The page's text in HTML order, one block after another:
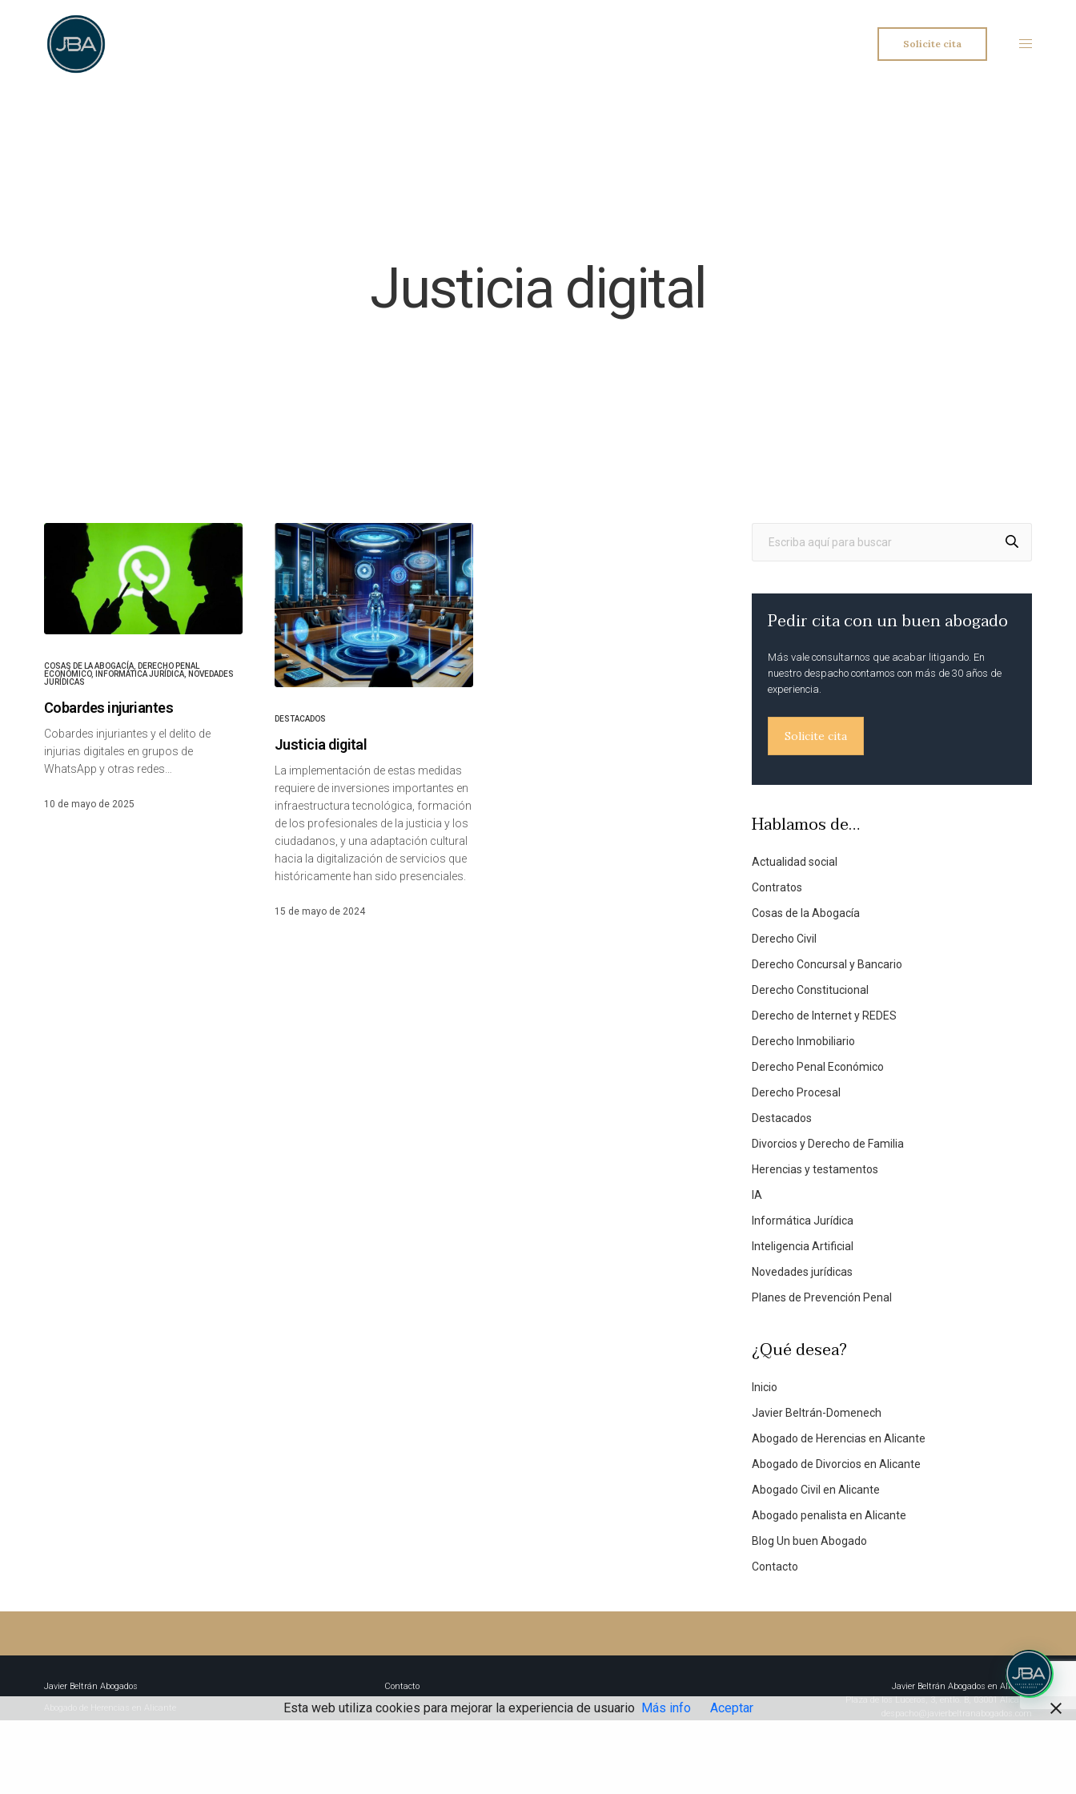
Solicite cita
Justicia digital
COSAS DE LA ABOGACÍA
DERECHO PENAL
ECONÓMICO, INFORMÁTICA JURÍDICA
NOVEDADES
JURÍDICAS
Cobardes injuriantes
Cobardes injuriantes y el delito de
injurias digitales en grupos de
WhatsApp y otras redes…
10 de mayo de 2025
DESTACADOS
Justicia digital
La implementación de estas medidas
requiere de inversiones importantes en
infraestructura tecnológica, formación
de los profesionales de la justicia y los
ciudadanos, y una adaptación cultural
hacia la digitalización de servicios que
históricamente han sido presenciales.
15 de mayo de 2024
Pedir cita con un buen abogado
Más vale consultarnos que acabar litigando. En
nuestro despacho contamos con más de 30 años de
experiencia.
Solicite cita
Hablamos de…
Actualidad social
Contratos
Cosas de la Abogacía
Derecho Civil
Derecho Concursal y Bancario
Derecho Constitucional
Derecho de Internet y REDES
Derecho Inmobiliario
Derecho Penal Económico
Derecho Procesal
Destacados
Divorcios y Derecho de Familia
Herencias y testamentos
IA
Informática Jurídica
Inteligencia Artificial
Novedades jurídicas
Planes de Prevención Penal
¿Qué desea?
Inicio
Javier Beltrán-Domenech
Abogado de Herencias en Alicante
Abogado de Divorcios en Alicante
Abogado Civil en Alicante
Abogado penalista en Alicante
Blog Un buen Abogado
Contacto
Javier Beltrán Abogados Contacto
Blog Un buen Abogado
Javier Beltrán Abogados en Alicante
Plaza de los Luceros, 3, entlo. B, 03001 Alicante
Esta web utiliza cookies para mejorar la experiencia de usuario Más info Aceptar